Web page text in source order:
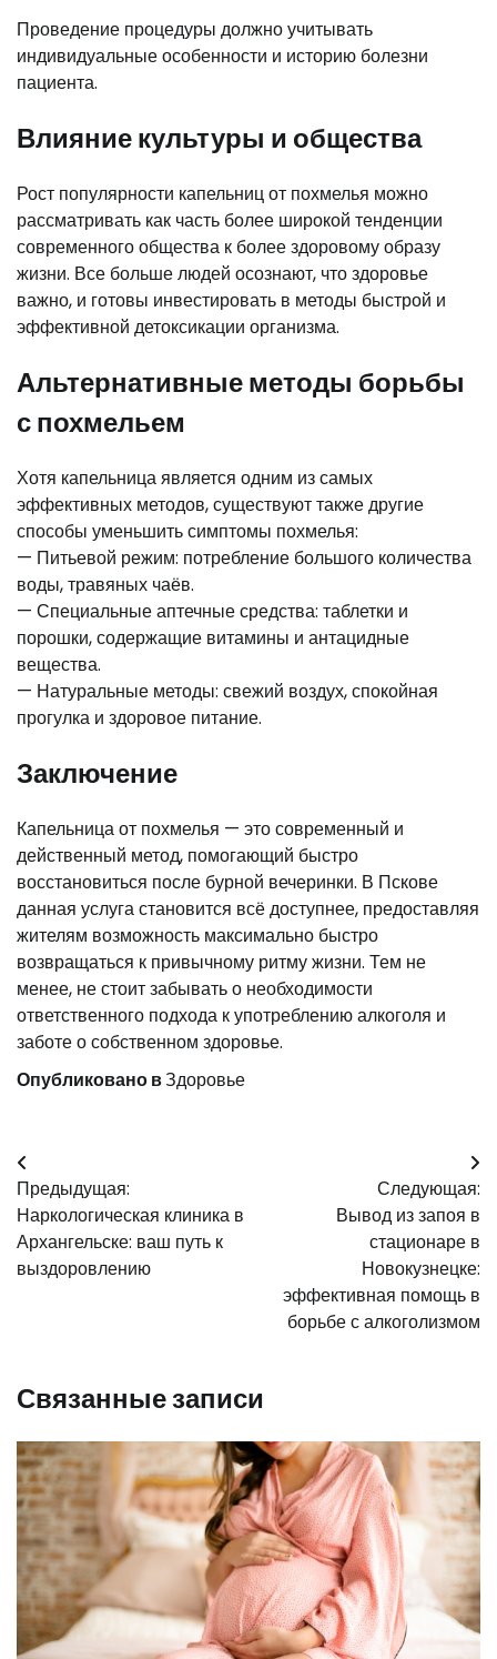
Проведение процедуры должно учитывать
индивидуальные особенности и историю болезни
пациента.
Влияние культуры и общества
Рост популярности капельниц от похмелья можно
рассматривать как часть более широкой тенденции
современного общества к более здоровому образу
жизни. Все больше людей осознают, что здоровье
важно, и готовы инвестировать в методы быстрой и
эффективной детоксикации организма.
Альтернативные методы борьбы
с похмельем
Хотя капельница является одним из самых
эффективных методов, существуют также другие
способы уменьшить симптомы похмелья:
— Питьевой режим: потребление большого количества
воды, травяных чаёв.
— Специальные аптечные средства: таблетки и
порошки, содержащие витамины и антацидные
вещества.
— Натуральные методы: свежий воздух, спокойная
прогулка и здоровое питание.
Заключение
Капельница от похмелья — это современный и
действенный метод, помогающий быстро
восстановиться после бурной вечеринки. В Пскове
данная услуга становится всё доступнее, предоставляя
жителям возможность максимально быстро
возвращаться к привычному ритму жизни. Тем не
менее, не стоит забывать о необходимости
ответственного подхода к употреблению алкоголя и
заботе о собственном здоровье.
Опубликовано вЗдоровье
Навигация
по
записям
Предыдущая:
Наркологическая клиника в
Архангельске: ваш путь к
выздоровлению
Следующая:
Вывод из запоя в
стационаре в
Новокузнецке:
эффективная помощь в
борьбе с алкоголизмом
Связанные записи